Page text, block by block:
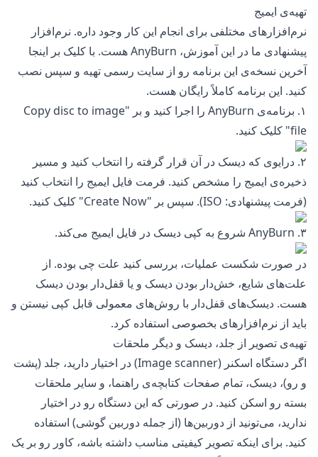
تهیه‌ی ایمیج
نرم‌افزارهای مختلفی برای انجام این کار وجود داره. نرم‌افزار
پیشنهادی ما در این آموزش، AnyBurn هست. با کلیک بر
اینجا
آخرین نسخه‌ی این برنامه رو از سایت رسمی تهیه و سپس نصب
کنید. این برنامه کاملاً رایگان هست.
۱. برنامه‌ی AnyBurn را اجرا کنید و بر "Copy disc to image
file" کلیک کنید.
۲. درایوی که دیسک در آن قرار گرفته را انتخاب کنید و مسیر
ذخیره‌ی ایمیج را مشخص کنید. فرمت فایل ایمیج را انتخاب کنید
(فرمت پیشنهادی: ISO). سپس بر "Create Now" کلیک کنید.
۳. AnyBurn شروع به کپی دیسک در فایل ایمیج می‌کند.
در صورت شکست عملیات، بررسی کنید علت چی بوده. از
علت‌های شایع، خش‌دار بودن دیسک و یا قفل‌دار بودن دیسک
هست. دیسک‌های قفل‌دار با روش‌های معمولی قابل کپی نیستن و
باید از نرم‌افزارهای بخصوصی استفاده کرد.
تهیه‌ی تصویر از جلد، دیسک و دیگر ملحقات
اگر دستگاه اسکنر (Image scanner) در اختیار دارید، جلد (پشت
و رو)، دیسک، تمام صفحات کتابچه‌ی راهنما، و سایر ملحقات
بسته رو اسکن کنید. در صورتی که این دستگاه رو در اختیار
ندارید، می‌تونید از دوربین‌ها (از جمله دوربین گوشی) استفاده
کنید. برای اینکه تصویر کیفیتی مناسب داشته باشه، کاور رو بر یک